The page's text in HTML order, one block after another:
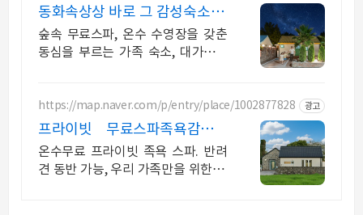
동화속상상 바로 그 감성숙소 제
주서쪽 오설록근처 완벽독채
숲속 무료스파, 온수 수영장을 갖춘
동심을 부르는 가족 숙소, 대가족환
품 풀 세트 제공, 청결
https://map.naver.com/p/entry/place/1002877828 광고
프라이빗 무료스파족욕감성숙
소 제주 돌담감성, 반려견 환영
온수무료 프라이빗 족욕 스파. 반려
견 동반 가능, 우리 가족만을 위한 힐